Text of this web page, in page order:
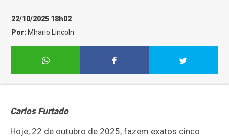
22/10/2025 18h02
Por: Mhario Lincoln
Carlos Furtado
Hoje, 22 de outubro de 2025, fazem exatos cinco